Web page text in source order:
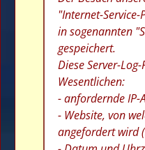
"Internet-
in sogenannten
gespeichert.
Diese Server-
Wesentlichen:
- anfordernde IP-
- Website, von
angefordert wird